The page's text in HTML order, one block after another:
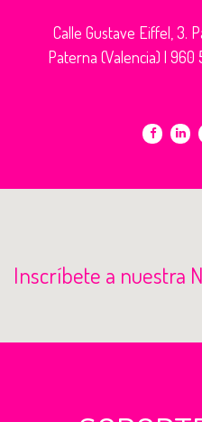
Calle Gustave Eiffel, 3.
Paterna (Valencia) | 960
Inscríbete a nuestra